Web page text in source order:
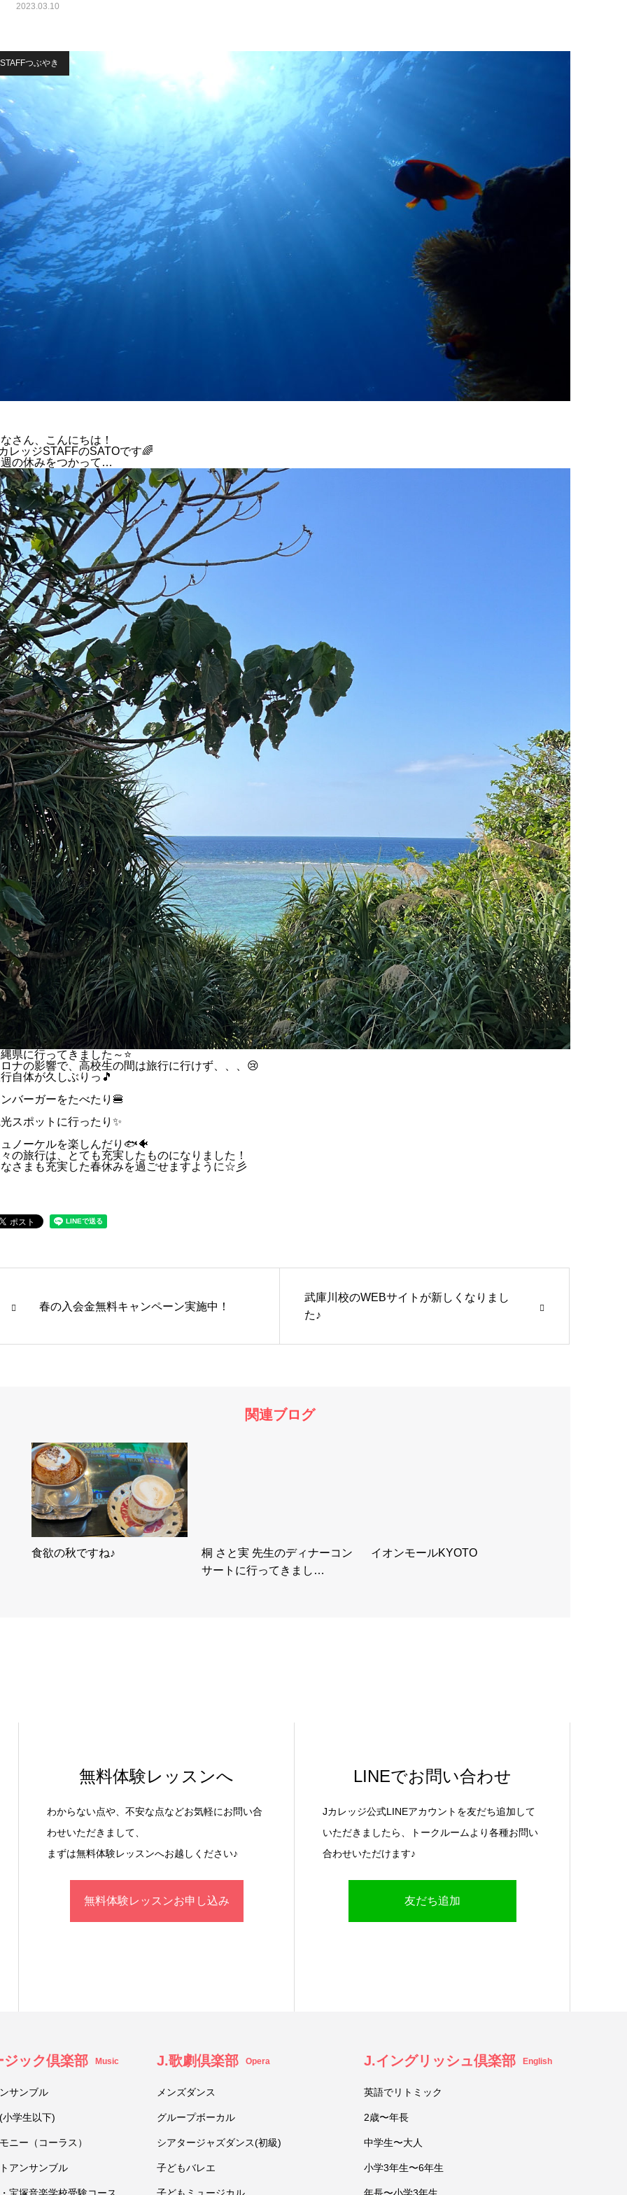
2023.03.10
STAFFつぶやき
さん、こんにちは！
レッジSTAFFのSATOです🌈
の休みをつかって…
県に行ってきました～⭐
ナの影響で、高校生の間は旅行に行けず、、、😢
自体が久しぶりっ🎵
バーガーをたべたり🍔
スポットに行ったり✨
ノーケルを楽しんだり🐟🐠
の旅行は、とても充実したものになりました！
さまも充実した春休みを過ごせますように☆彡
春の入会金無料キャンペーン実施中！
武庫川校のWEBサイトが新しくなりまし
た♪
関連ブログ
食欲の秋ですね♪
桐 さと実 先生のディナーコン
サートに行ってきまし…
イオンモールKYOTO
無料体験レッスンへ
わからない点や、不安な点などお気軽にお問い合
わせいただきまして、
まずは無料体験レッスンへお越しください♪
無料体験レッスンお申し込み
LINEでお問い合わせ
Jカレッジ公式LINEアカウントを友だち追加して
いただきましたら、トークルームより各種お問い
合わせいただけます♪
友だち追加
ック倶楽部 Music
サンブル
学生以下)
ニー（コーラス）
アンサンブル
J.歌劇倶楽部 Opera
メンズダンス
グループボーカル
シアタージャズダンス(初級)
子どもバレエ
J.イングリッシュ倶楽部 English
英語でリトミック
2歳〜年長
中学生〜大人
小学3年生〜6年生